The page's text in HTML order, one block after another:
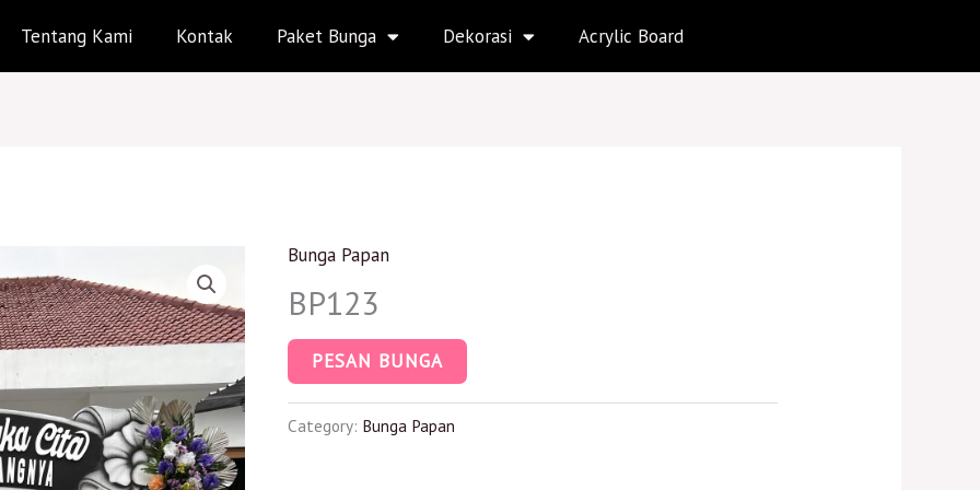
Tentang Kami Kontak Paket Bunga Dekorasi Acrylic Board
Bunga Papan
BP123
PESAN BUNGA
Category: Bunga Papan